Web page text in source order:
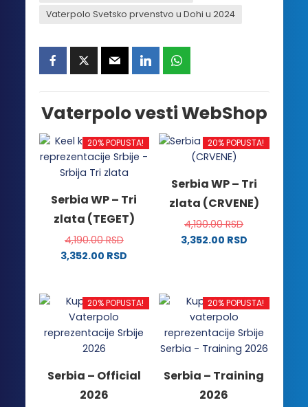
Vaterpolo Svetsko prvenstvo u Dohi u 2024
Vaterpolo vesti WebShop
20% POPUSTA!
Serbia WP – Tri
zlata (TEGET)
4,190.00RSD
3,352.00 RSD
ima
više
varijanti.
Opcije
biti
izabrane
20% POPUSTA!
Serbia WP – Tri
zlata (CRVENE)
4,190.00RSD
3,352.00 RSD
više
varijanti.
Opcije
mogu
izabrane
na
20% POPUSTA!
Serbia – Official
2026
20% POPUSTA!
Serbia – Training
2026